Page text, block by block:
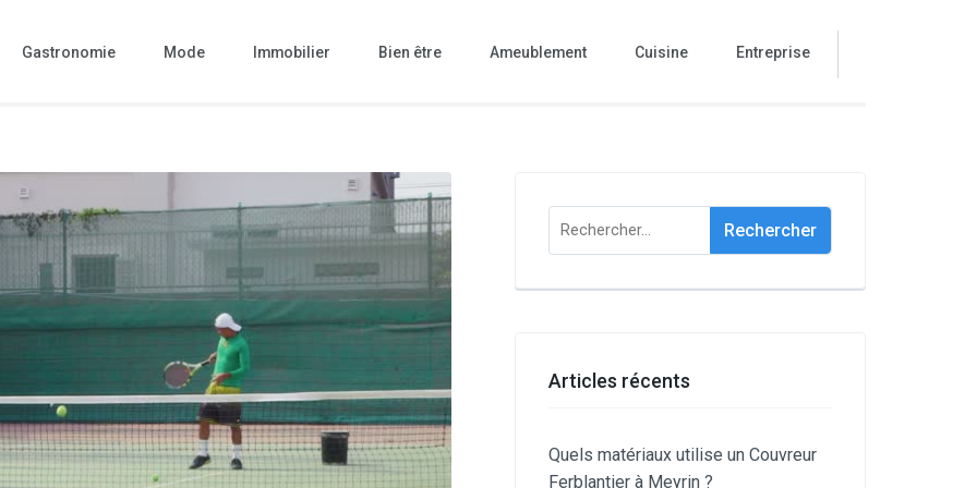
Gastronomie Mode Immobilier Bien être Ameublement Cuisine Entreprise
Rechercher :
Articles récents
Quels matériaux utilise un Couvreur
Ferblantier à Meyrin ?